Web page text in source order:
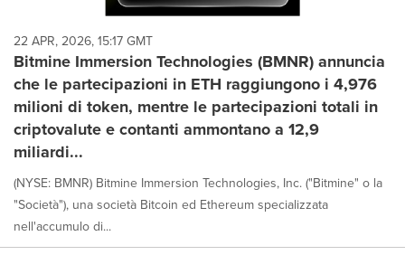
22 APR, 2026, 15:17 GMT
Bitmine Immersion Technologies (BMNR) annuncia
che le partecipazioni in ETH raggiungono i 4,976
milioni di token, mentre le partecipazioni totali in
criptovalute e contanti ammontano a 12,9
miliardi...
(NYSE: BMNR) Bitmine Immersion Technologies, Inc. ("Bitmine" o la
"Società"), una società Bitcoin ed Ethereum specializzata
nell'accumulo di...